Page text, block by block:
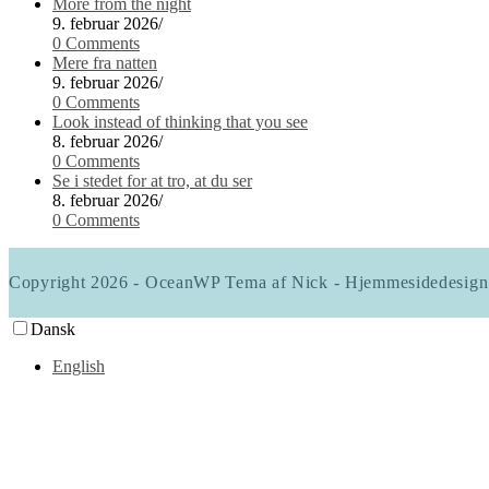
More from the night
9. februar 2026/
0 Comments
Mere fra natten
9. februar 2026/
0 Comments
Look instead of thinking that you see
8. februar 2026/
0 Comments
Se i stedet for at tro, at du ser
8. februar 2026/
0 Comments
Copyright 2026 - OceanWP Tema af Nick -
Dansk
English